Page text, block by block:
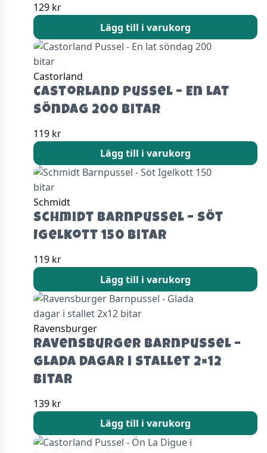
129 kr
Lägg till i varukorg
Castorland
Castorland Pussel – En lat
söndag 200 bitar
119 kr
Lägg till i varukorg
Schmidt
Schmidt Barnpussel – Söt
Igelkott 150 bitar
119 kr
Lägg till i varukorg
Ravensburger
Ravensburger Barnpussel –
Glada dagar i stallet 2×12
bitar
139 kr
Lägg till i varukorg